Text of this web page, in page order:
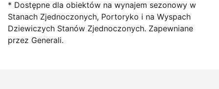
* Dostępne dla obiektów na wynajem sezonowy w
Stanach Zjednoczonych, Portoryko i na Wyspach
Dziewiczych Stanów Zjednoczonych. Zapewniane
przez Generali.